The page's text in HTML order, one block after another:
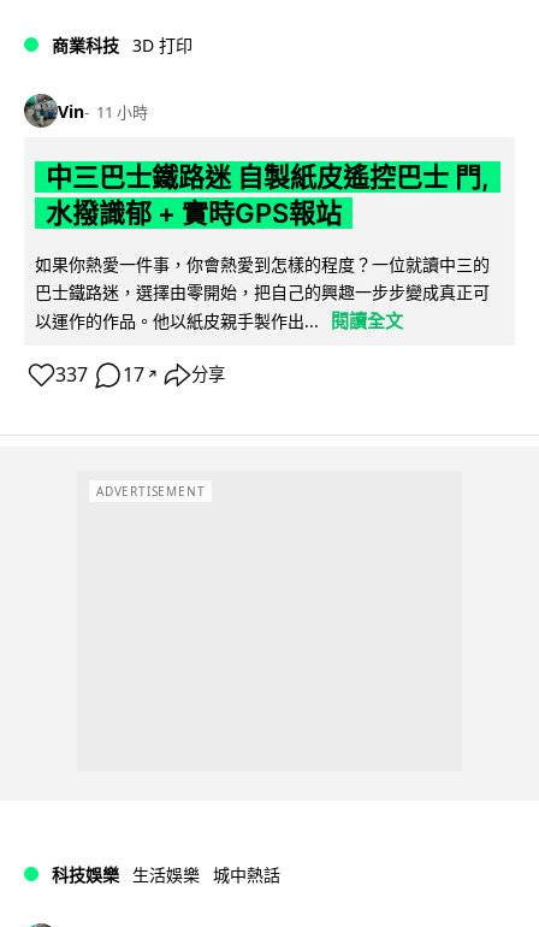
商業科技 3D 打印
Vin 11 小時
中三巴士鐵路迷 自製紙皮遙控巴士 門,
水撥識郁 + 實時GPS報站
如果你熱愛一件事，你會熱愛到怎樣的程度？一位就讀中三的
巴士鐵路迷，選擇由零開始，把自己的興趣一步步變成真正可
以運作的作品。他以紙皮親手製作出...
閱讀全文
337 17 ↗ 分享
ADVERTISEMENT
科技娛樂 生活娛樂 城中熱話